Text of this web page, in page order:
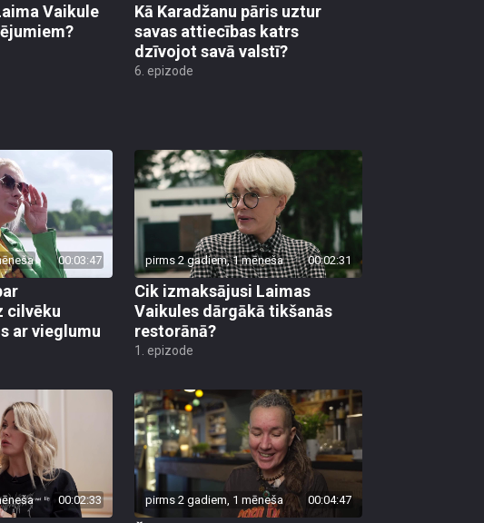
Vaikule
Kā Karadžanu pāris uztur
savas attiecības katrs
dzīvojot savā valstī?
6. epizode
00:03:47
cilvēku
ar vieglumu
pirms 2 gadiem, 1 mēneša 00:02:31
Cik izmaksājusi Laimas
Vaikules dārgākā tikšanās
restorānā?
1. epizode
00:02:33 pirms 2 gadiem, 1 mēneša 00:04:47